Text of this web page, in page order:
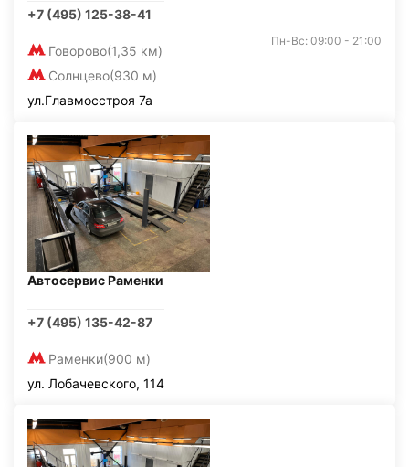
+7 (495) 125-38-41
Говорово(1,35 км)
Солнцево(930 м)
Пн-Вс: 09:00 - 21:00
ул.Главмосстроя 7а
Автосервис Раменки
+7 (495) 135-42-87
Раменки(900 м)
ул. Лобачевского, 114